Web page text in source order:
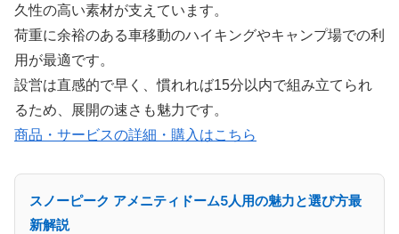
久性の高い素材が支えています。
荷重に余裕のある車移動のハイキングやキャンプ場での利
用が最適です。
設営は直感的で早く、慣れれば15分以内で組み立てられ
るため、展開の速さも魅力です。
商品・サービスの詳細・購入はこちら
スノーピーク アメニティドーム5人用の魅力と選び方最
新解説